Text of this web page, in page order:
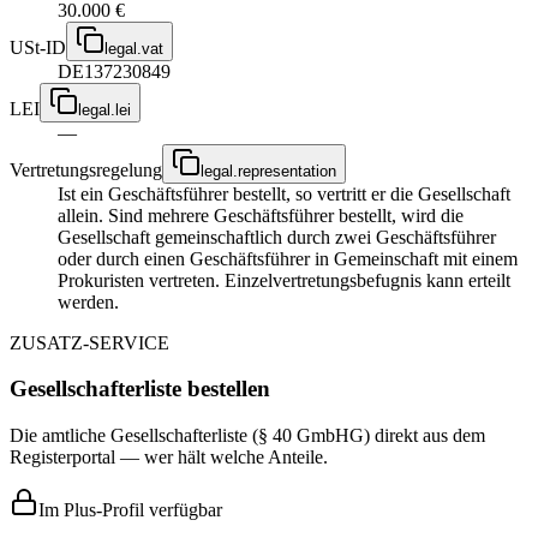
30.000 €
USt-ID
legal.vat
DE137230849
LEI
legal.lei
—
Vertretungsregelung
legal.representation
Ist ein Geschäftsführer bestellt, so vertritt er die Gesellschaft
allein. Sind mehrere Geschäftsführer bestellt, wird die
Gesellschaft gemeinschaftlich durch zwei Geschäftsführer
oder durch einen Geschäftsführer in Gemeinschaft mit einem
Prokuristen vertreten. Einzelvertretungsbefugnis kann erteilt
werden.
ZUSATZ-SERVICE
Gesellschafterliste bestellen
Die amtliche Gesellschafterliste (§ 40 GmbHG) direkt aus dem
Registerportal — wer hält welche Anteile.
Im Plus-Profil verfügbar